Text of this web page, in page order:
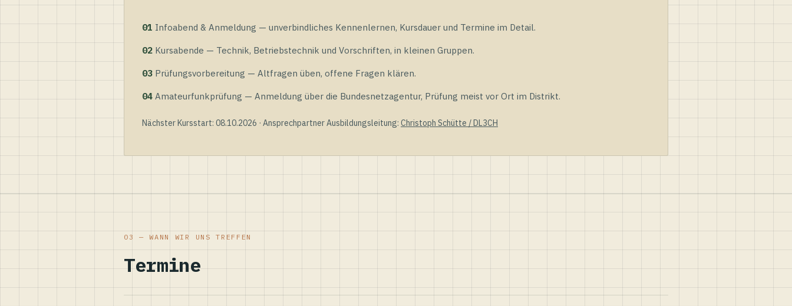
01 Infoabend & Anmeldung — unverbindliches Kennenlernen, Kursdauer und Termine im Detail.
02 Kursabende — Technik, Betriebstechnik und Vorschriften, in kleinen Gruppen.
03 Prüfungsvorbereitung — Altfragen üben, offene Fragen klären.
04 Amateurfunkprüfung — Anmeldung über die Bundesnetzagentur, Prüfung meist vor Ort im Distrikt.
Nächster Kursstart: 08.10.2026 · Ansprechpartner Ausbildungsleitung: Christoph Schütte / DL3CH
03 — WANN WIR UNS TREFFEN
Termine